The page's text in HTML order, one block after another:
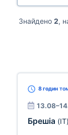
Знайдено 2,
8 годин
Брешіа (IT)